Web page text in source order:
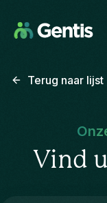
Terug naar lijst
Vind